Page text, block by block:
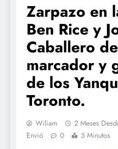
Zarpazo en
Ben Rice y
Caballero
marcador y
de los
Toronto.
Wiliam
2 Meses
Envió
0 5 Minutos